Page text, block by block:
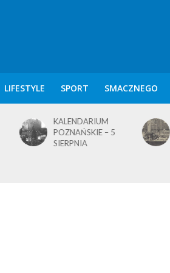
LIFESTYLE SPORT SMACZNEGO
KALENDARIUM
POZNAŃSKIE – 4
SIERPNIA